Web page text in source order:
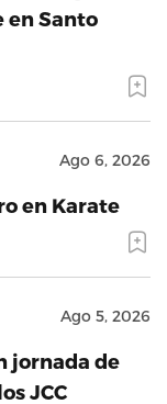
en Santo
Ago 6, 2026
en Karate
Ago 5, 2026
jornada de
JCC